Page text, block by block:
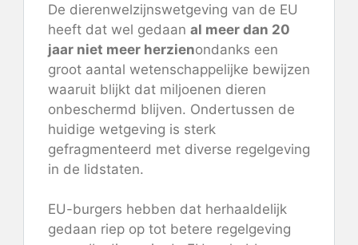
De dierenwelzijnswetgeving van de EU
heeft dat wel gedaan al meer dan 20
jaar niet meer herzienondanks een
groot aantal wetenschappelijke bewijzen
waaruit blijkt dat miljoenen dieren
onbeschermd blijven. Ondertussen de
huidige wetgeving is sterk
gefragmenteerd met diverse regelgeving
in de lidstaten.
EU-burgers hebben dat herhaaldelijk
gedaan riep op tot betere regelgeving